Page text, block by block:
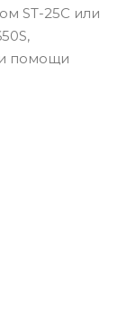
ST-25C или
помощи